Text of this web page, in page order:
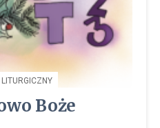
LITURGICZNY
Boże